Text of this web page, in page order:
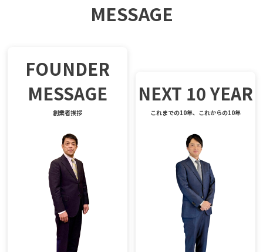
MESSAGE
FOUNDER
MESSAGE
創業者挨拶
NEXT 10 YEAR
これまでの10年、これからの10年